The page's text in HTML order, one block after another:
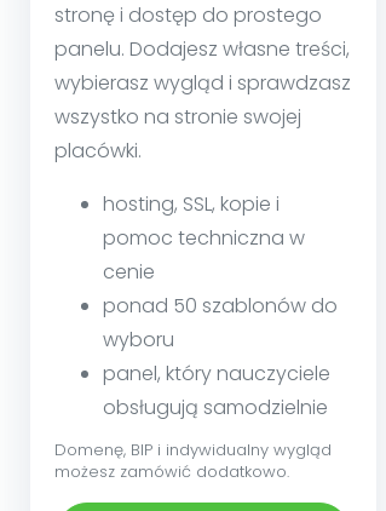
stronę i dostęp do prostego
panelu. Dodajesz własne treści,
wybierasz wygląd i sprawdzasz
wszystko na stronie swojej
placówki.
hosting, SSL, kopie i
pomoc techniczna w
cenie
ponad 50 szablonów do
wyboru
panel, który nauczyciele
obsługują samodzielnie
Domenę, BIP i indywidualny wygląd
możesz zamówić dodatkowo.